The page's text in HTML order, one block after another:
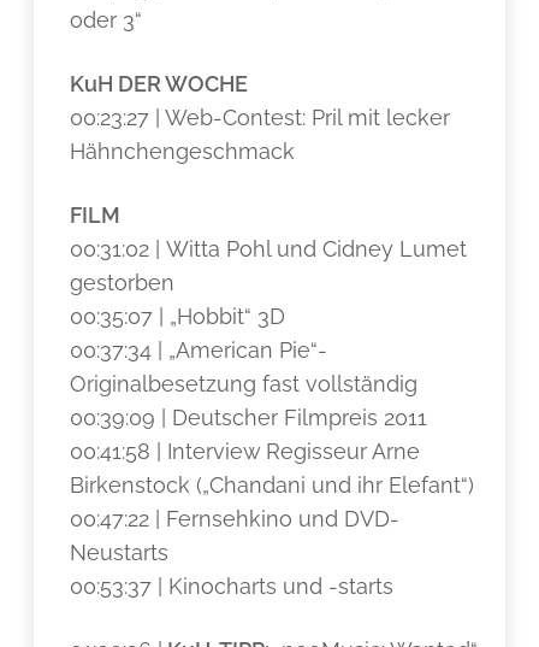
oder 3“
KuH DER WOCHE
00:23:27 | Web-Contest: Pril mit lecker
Hähnchengeschmack
FILM
00:31:02 | Witta Pohl und Cidney Lumet
gestorben
00:35:07 | „Hobbit“ 3D
00:37:34 | „American Pie“-
Originalbesetzung fast vollständig
00:39:09 | Deutscher Filmpreis 2011
00:41:58 | Interview Regisseur Arne
Birkenstock („Chandani und ihr Elefant“)
00:47:22 | Fernsehkino und DVD-
Neustarts
00:53:37 | Kinocharts und -starts